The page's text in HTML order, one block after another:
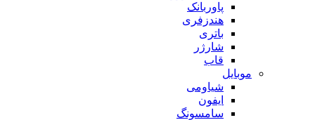
پاوربانک
هندزفری
باتری
شارژر
قاب
موبایل
شیاومی
ایفون
سامسونگ